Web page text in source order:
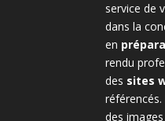
service de
dans la
en
rendu
des sites
des